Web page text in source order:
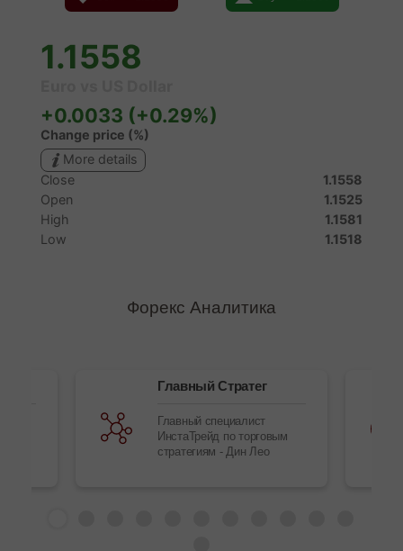
Форекс Аналитика
Главный Стратег
Главный специалист
ИнстаТрейд по торговым
стратегиям - Дин Лео